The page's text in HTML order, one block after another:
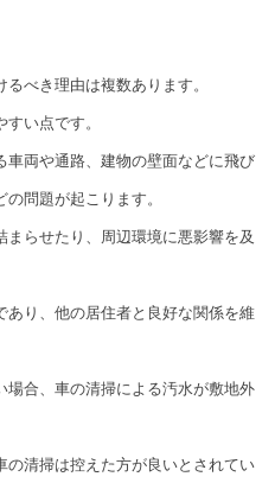
べき理由は複数あります。
い点です。
両や通路、建物の壁面などに飛び
問題が起こります。
らせたり、周辺環境に悪影響を及
り、他の居住者と良好な関係を維
合、車の清掃による汚水が敷地外
の清掃は控えた方が良いとされてい